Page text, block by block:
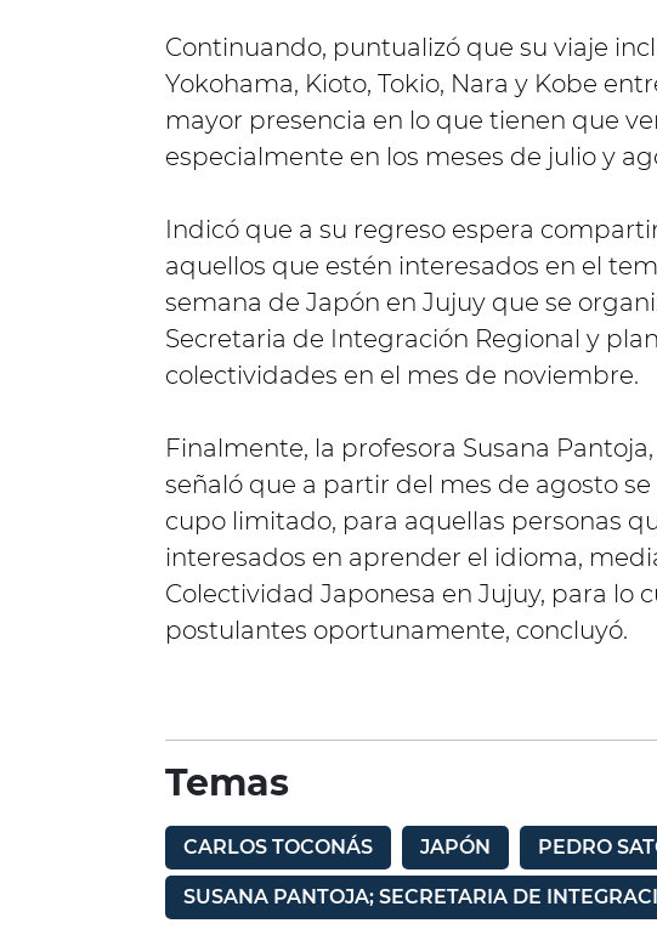
Continuando, puntualizó que su viaje
Yokohama, Kioto, Tokio, Nara y Kobe
mayor presencia en lo que tienen que
especialmente en los meses de julio y
Indicó que a su regreso espera
aquellos que estén interesados en el
semana de Japón en Jujuy que se
Secretaria de Integración Regional y
colectividades en el mes de noviembre.
Finalmente, la profesora Susana
señaló que a partir del mes de agosto
cupo limitado, para aquellas personas
interesados en aprender el idioma,
Colectividad Japonesa en Jujuy, para lo
postulantes oportunamente, concluyó.
Temas
CARLOS TOCONÁS JAPÓN PEDRO
SUSANA PANTOJA; SECRETARIA DE